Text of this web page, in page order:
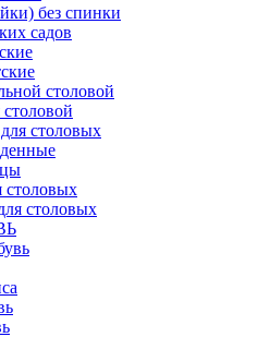
без спинки
садов
столовой
столовых
столовых
столовых